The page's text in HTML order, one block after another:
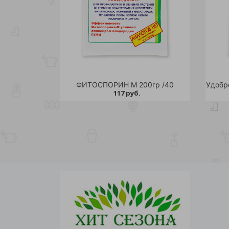
ФИТОСПОРИН М 200гр /40
117 руб.